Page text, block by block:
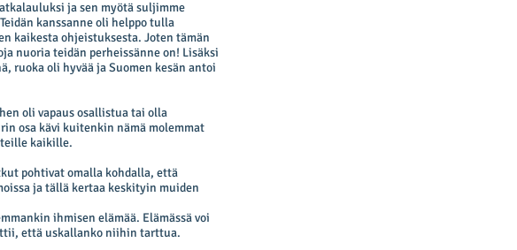
ja sen myötä suljimme
kanssanne oli helppo tulla
kaikesta ohjeistuksesta. Joten tämän
nuoria teidän perheissänne on! Lisäksi
ruoka oli hyvää ja Suomen kesän antoi
oli vapaus osallistua tai olla
osa kävi kuitenkin nämä molemmat
kaikille.
pohtivat omalla kohdalla, että
ja tällä kertaa keskityin muiden
ihmisen elämää. Elämässä voi
että uskallanko niihin tarttua.